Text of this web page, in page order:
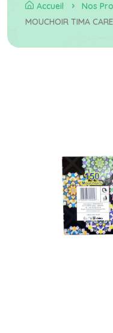
Accueil
Nos
MOUCHOIR TIMA